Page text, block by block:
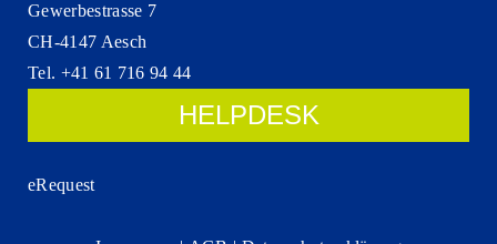
Gewerbestrasse 7
CH-4147 Aesch
Tel. +41 61 716 94 44
HELPDESK
eRequest